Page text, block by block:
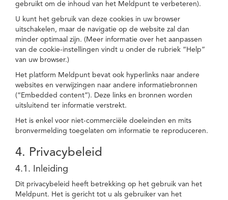
gebruikt om de inhoud van het Meldpunt te verbeteren).
U kunt het gebruik van deze cookies in uw browser
uitschakelen, maar de navigatie op de website zal dan
minder optimaal zijn. (Meer informatie over het aanpassen
van de cookie-instellingen vindt u onder de rubriek “Help”
van uw browser.)
Het platform Meldpunt bevat ook hyperlinks naar andere
websites en verwijzingen naar andere informatiebronnen
(“Embedded content”). Deze links en bronnen worden
uitsluitend ter informatie verstrekt.
Het is enkel voor niet-commerciële doeleinden en mits
bronvermelding toegelaten om informatie te reproduceren.
4. Privacybeleid
4.1. Inleiding
Dit privacybeleid heeft betrekking op het gebruik van het
Meldpunt. Het is gericht tot u als gebruiker van het